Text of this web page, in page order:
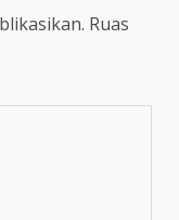
Ruas